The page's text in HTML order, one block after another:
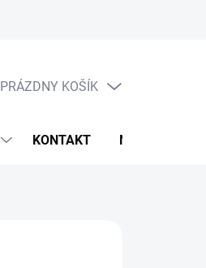
NÁKUPNÝ
PRÁZDNY KOŠÍK
KONTAKT NOVINKY